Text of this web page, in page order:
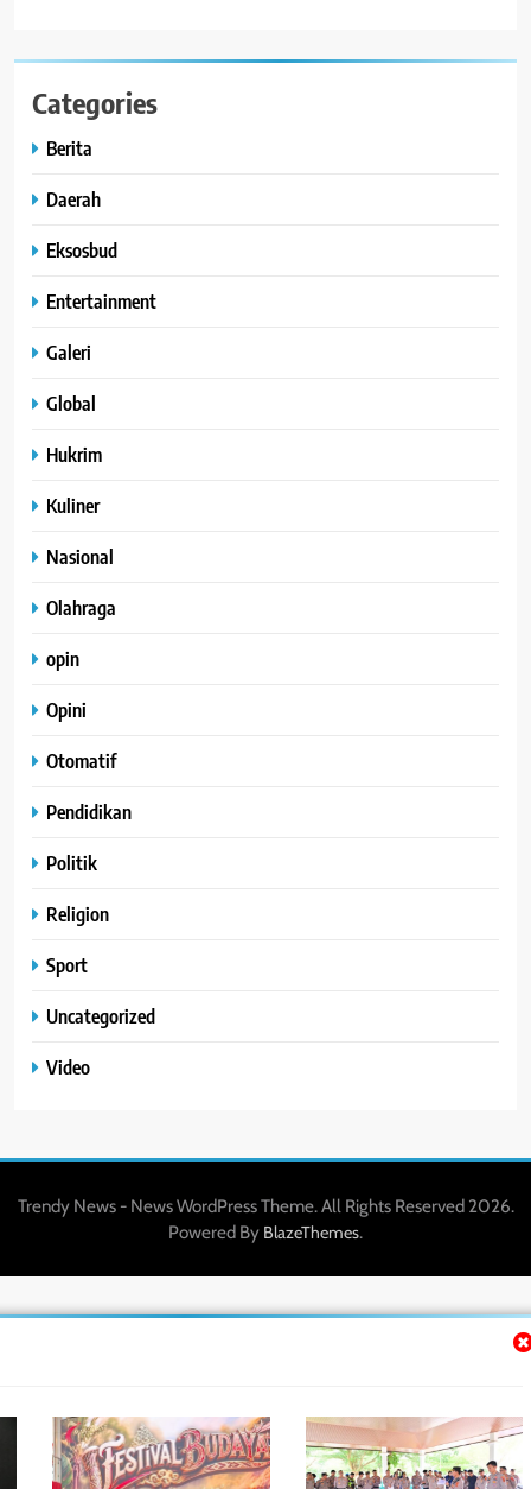
Categories
Berita
Daerah
Eksosbud
Entertainment
Galeri
Global
Hukrim
Kuliner
Nasional
Olahraga
opin
Opini
Otomatif
Pendidikan
Politik
Religion
Sport
Uncategorized
Video
Trendy News - News WordPress Theme. All Rights Reserved 2026.
Powered By BlazeThemes.